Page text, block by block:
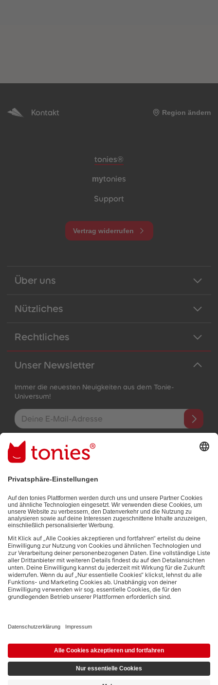
Kontakt Region ändern
Meta-Navigation Footer
tonies®
mytonies
Support
Vertrag widerrufen
Über uns
Nützliches
Rechtliches
Unser Newsletter
Immer die neuesten Neuigkeiten aus dem Tonie-
Universum!
E-Mail-Addresse
Mit dem Absenden abonnierst du unseren E-Mail-Newsletter, der
auf den von dir bereitgestellten Informationen (z.B. Account-
informationen) und den von dir zu Werbezwecken bereitgestellten
Datenschutzbestimmungen.
Bezahlmethoden:
Links zu sozialen Netzwerken
Die Nutzung der Inhalte für Text- und Data-Mining von (generativen) KI
Zusammenhang ausdrücklich vorbehalten und daher verboten.